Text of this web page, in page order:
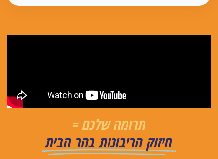
תרומה שלכם =
חיזוק הריבונות בהר הבית